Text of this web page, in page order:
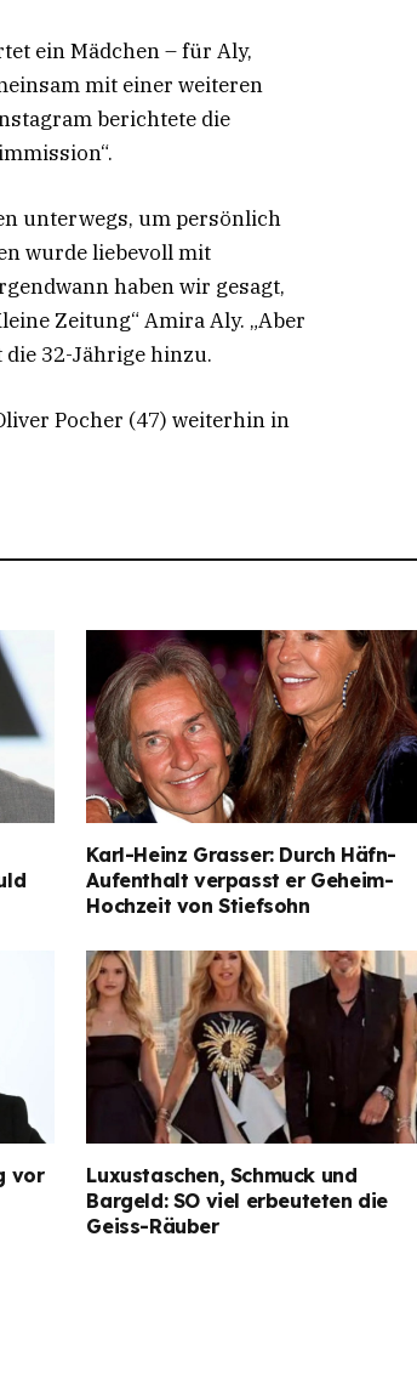
ein Mädchen – für Aly,
mit einer weiteren
berichtete die
unterwegs, um persönlich
wurde liebevoll mit
haben wir gesagt,
Zeitung“ Amira Aly. „Aber
32-Jährige hinzu.
Pocher (47) weiterhin in
Karl-Heinz Grasser: Durch Häfn-
Aufenthalt verpasst er Geheim-
Hochzeit von Stiefsohn
vor
Luxustaschen, Schmuck und
Bargeld: SO viel erbeuteten die
Geiss-Räuber